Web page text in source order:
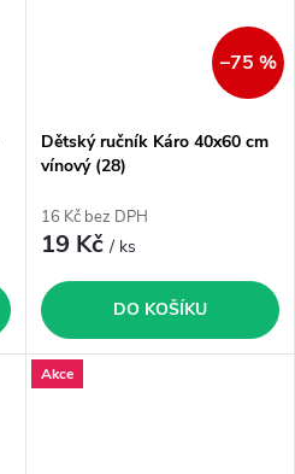
–75 %
Dětský ručník Káro 40x60 cm
vínový (28)
16 Kč bez DPH
19 Kč/ ks
DO KOŠÍKU
Akce